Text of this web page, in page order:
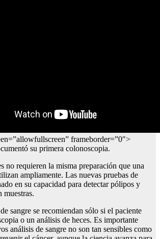
frameborder=”0″>
su primera colonoscopia.
no requieren la misma preparación que una
ampliamente. Las nuevas pruebas de
en su capacidad para detectar pólipos y
muestras.
sangre se recomiendan sólo si el paciente
o un análisis de heces. Es importante
análisis de sangre no son tan sensibles como